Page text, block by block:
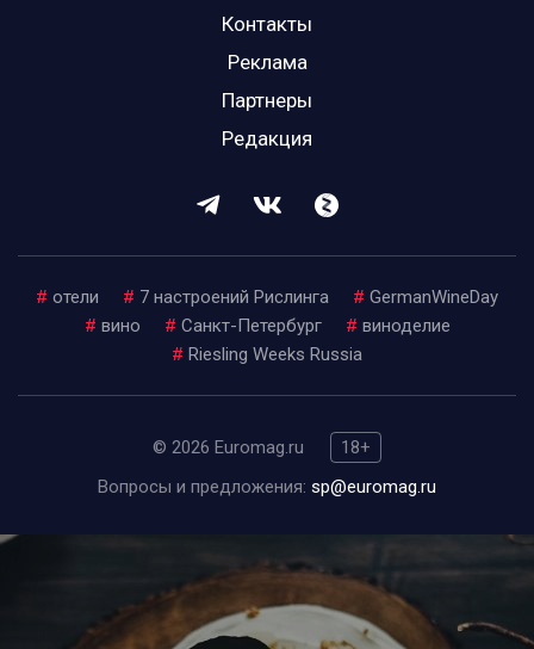
Контакты
Реклама
Партнеры
Редакция
# отели # 7 настроений Рислинга # GermanWineDay
# вино # Санкт-Петербург # виноделие
# Riesling Weeks Russia
© 2026 Euromag.ru
18+
Вопросы и предложения: sp@euromag.ru